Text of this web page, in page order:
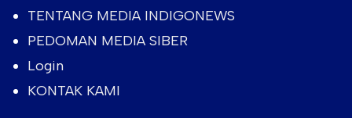
TENTANG MEDIA INDIGONEWS
PEDOMAN MEDIA SIBER
Login
KONTAK KAMI